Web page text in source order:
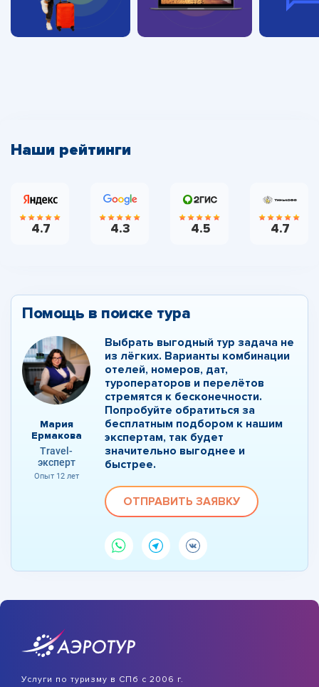
Наши рейтинги
4.7 4.3 4.5 4.7
Помощь в поиске тура
Мария
Ермакова
Travel-
эксперт
Опыт 12 лет
Выбрать выгодный тур задача не
из лёгких. Варианты комбинации
отелей, номеров, дат,
туроператоров и перелётов
стремятся к бесконечности.
Попробуйте обратиться за
бесплатным подбором к нашим
экспертам, так будет
значительно выгоднее и
быстрее.
ОТПРАВИТЬ ЗАЯВКУ
Услуги по туризму в СПб с 2006 г.